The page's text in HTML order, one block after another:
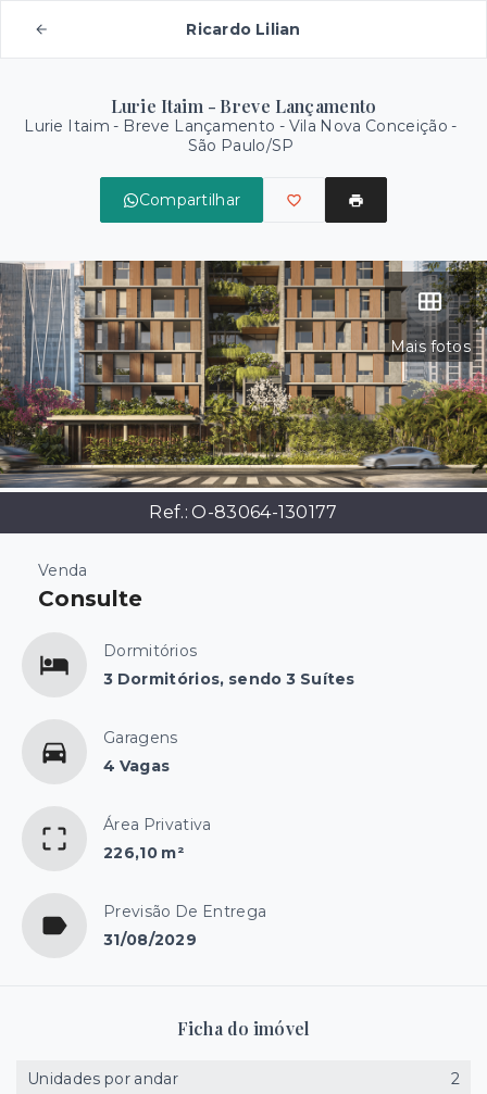
Ricardo Lilian
Lurie Itaim - Breve Lançamento
Lurie Itaim - Breve Lançamento - Vila Nova Conceição -
São Paulo/SP
Compartilhar
Mais fotos
Ref.:O-83064-130177
Venda
Consulte
Dormitórios
3 Dormitórios, sendo 3 Suítes
Garagens
4 Vagas
Área Privativa
226,10 m²
Previsão De Entrega
31/08/2029
Ficha do imóvel
Unidades por andar
2